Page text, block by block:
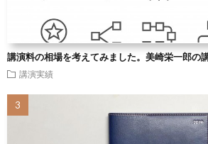
講演料の相場を考えてみました。美崎栄一郎の
講演実績